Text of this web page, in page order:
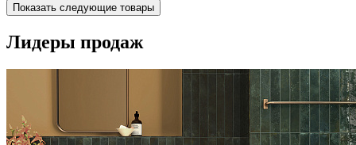
Показать следующие товары
Лидеры продаж